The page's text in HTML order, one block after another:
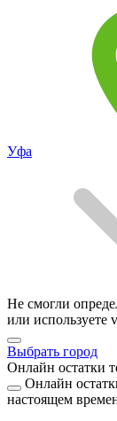
Уфа
Не смогли
или используете
Выбрать город
Онлайн остатки
Онлайн
настоящем